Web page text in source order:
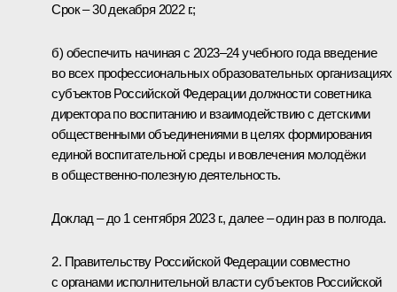
Срок – 30 декабря 2022 г.;
б) обеспечить начиная с 2023–24 учебного года введение
во всех профессиональных образовательных организациях
субъектов Российской Федерации должности советника
директора по воспитанию и взаимодействию с детскими
общественными объединениями в целях формирования
единой воспитательной среды и вовлечения молодёжи
в общественно-полезную деятельность.
Доклад – до 1 сентября 2023 г., далее – один раз в полгода.
2. Правительству Российской Федерации совместно
с органами исполнительной власти субъектов Российской